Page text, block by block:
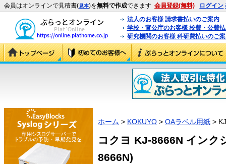
会員はオンラインで見積書(見本)を無料で作成できます 会員登録(無料) ログイン
法人のお客様 請求書払いのご案内
学校・官公庁のお客様 校費・公費
研究機関のお客様 科研費払いのご
ホーム > KOKUYO > OAラベル用紙 >
コクヨ KJ-8666N インク
8666N)